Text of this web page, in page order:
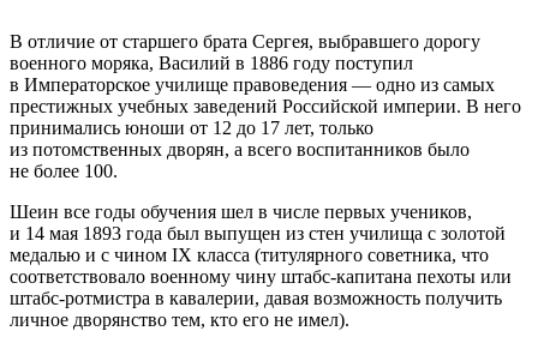
В отличие от старшего брата Сергея, выбравшего дорогу
военного моряка, Василий в 1886 году поступил
в Императорское училище правоведения — одно из самых
престижных учебных заведений Российской империи. В него
принимались юноши от 12 до 17 лет, только
из потомственных дворян, а всего воспитанников было
не более 100.
Шеин все годы обучения шел в числе первых учеников,
и 14 мая 1893 года был выпущен из стен училища с золотой
медалью и с чином IX класса (титулярного советника, что
соответствовало военному чину штабс-капитана пехоты или
штабс-ротмистра в кавалерии, давая возможность получить
личное дворянство тем, кто его не имел).